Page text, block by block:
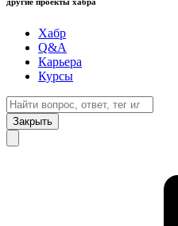
Хабр
Q&A
Карьера
Курсы
Закрыть